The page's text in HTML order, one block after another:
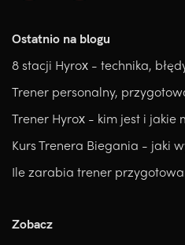
Zobacz
Ostatnio na blogu
Trener Hyrox - kim jest i jakie
Ile zarabia trener